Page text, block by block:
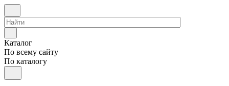
Каталог
По всему сайту
По каталогу